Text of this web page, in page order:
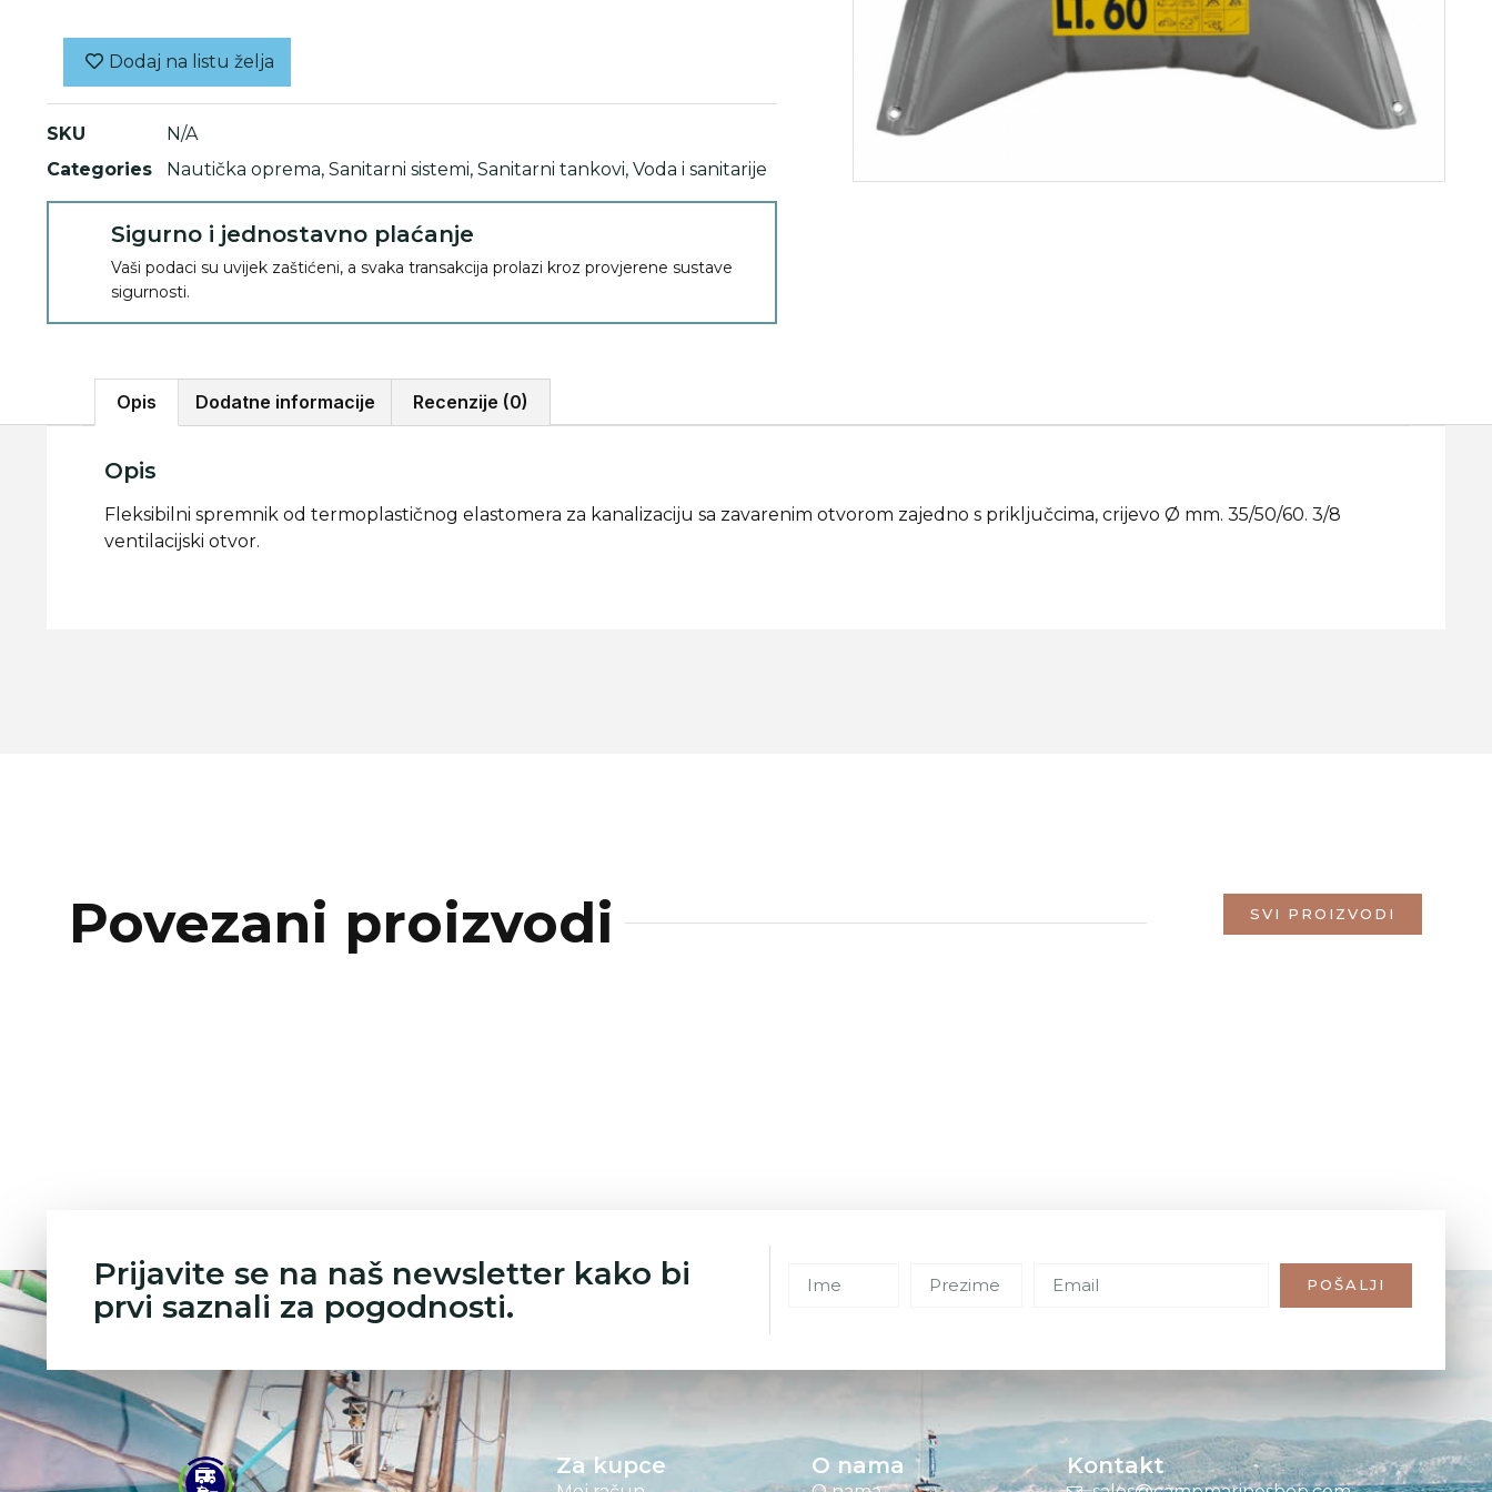
Dodaj na listu želja
SKU
N/A
Categories
Nautička oprema, Sanitarni sistemi, Sanitarni tankovi, Voda i sanitarije
Sigurno i jednostavno plaćanje
Vaši podaci su uvijek zaštićeni, a svaka transakcija prolazi kroz provjerene sustave
sigurnosti.
Opis Dodatne informacije Recenzije (0)
Opis
Fleksibilni spremnik od termoplastičnog elastomera za kanalizaciju sa zavarenim otvorom zajedno s priključcima, crijevo Ø mm. 35/50/60. 3/8
ventilacijski otvor.
Povezani proizvodi SVI PROIZVODI
Prijavite se na naš newsletter kako bi
prvi saznali za pogodnosti.
POŠALJI
Za kupce O nama Kontakt